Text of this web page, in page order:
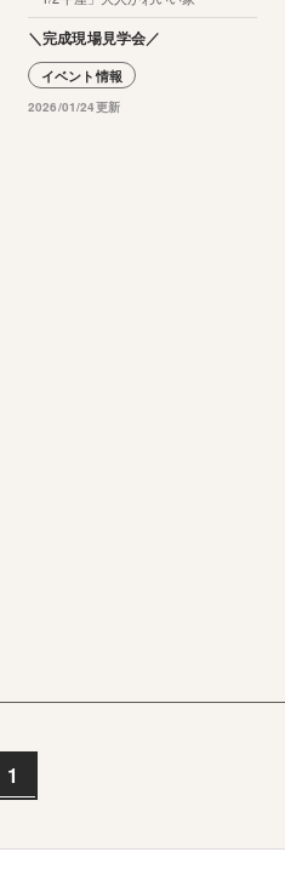
＼完成現場見学会／
イベント情報
2026/01/24更新
1